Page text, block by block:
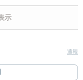
せんのでご注意
示
通報